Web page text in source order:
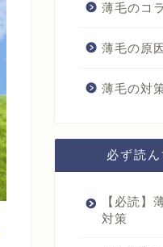
薄毛のコ
薄毛の原因
薄毛の対
必ず読
【必読】
対策